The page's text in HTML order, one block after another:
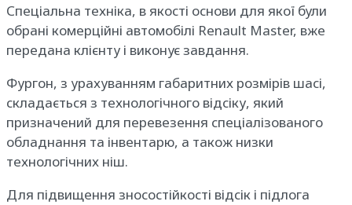
Спеціальна техніка, в якості основи для якої були
обрані комерційні автомобілі Renault Master, вже
передана клієнту і виконує завдання.
Фургон, з урахуванням габаритних розмірів шасі,
складається з технологічного відсіку, який
призначений для перевезення спеціалізованого
обладнання та інвентарю, а також низки
технологічних ніш.
Для підвищення зносостійкості відсік і підлога